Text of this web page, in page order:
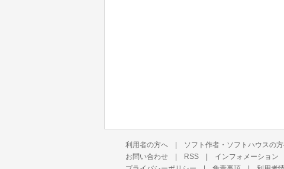
利用者の方へ | ソフト作者・ソフトハウスの
お問い合わせ | RSS | インフォメーション